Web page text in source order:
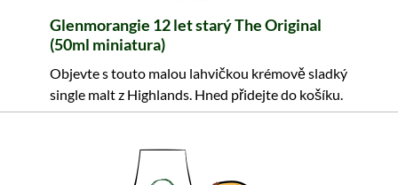
Glenmorangie 12 let starý The Original
(50ml miniatura)
Objevte s touto malou lahvičkou krémově sladký
single malt z Highlands. Hned přidejte do košíku.
Obsah: 0.05 Litr (199,80 €/Litr)